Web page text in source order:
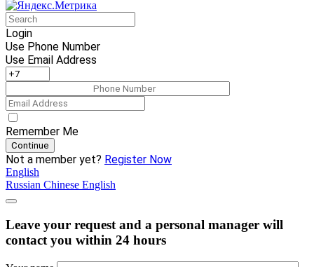
Login
Use Phone Number
Use Email Address
Remember Me
Continue
Not a member yet? Register Now
English
Russian Chinese English
Leave your request and a personal manager will
contact you within 24 hours